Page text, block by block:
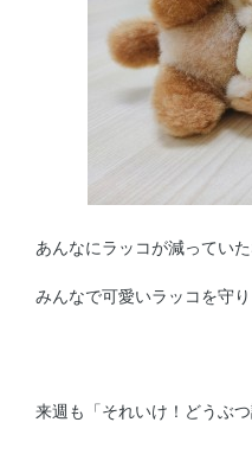
あんなにラッコが減ってい
みんなで可愛いラッコを守
来週も「それいけ！どうぶ